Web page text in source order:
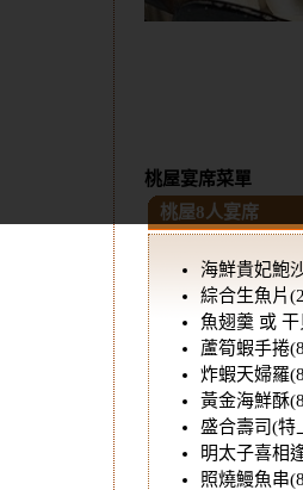
桃屋宴席菜單
桃屋8人宴席
海鮮貴妃鮑
綜合生魚片
魚翅羹 或
蘆筍蝦手捲
炸蝦天婦羅
黃金海鮮酥
盛合壽司(特
明太子喜相
照燒鰻魚串